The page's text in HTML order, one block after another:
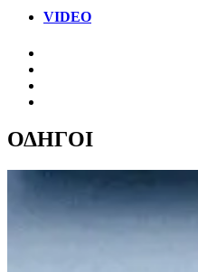
VIDEO
ΟΔΗΓΟΙ